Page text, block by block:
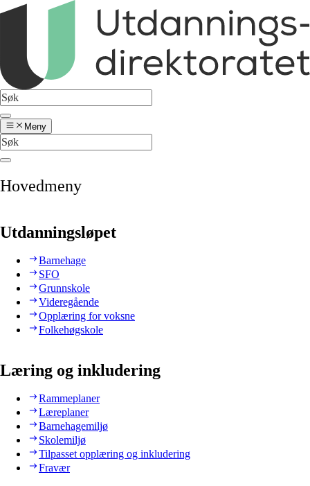
Meny
Hovedmeny
Utdanningsløpet
Barnehage
SFO
Grunnskole
Videregående
Opplæring for voksne
Folkehøgskole
Læring og inkludering
Rammeplaner
Læreplaner
Barnehagemiljø
Skolemiljø
Tilpasset opplæring og inkludering
Fravær